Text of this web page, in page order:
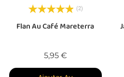
(2)
Flan Au Café Mareterra
5,95 €Prix